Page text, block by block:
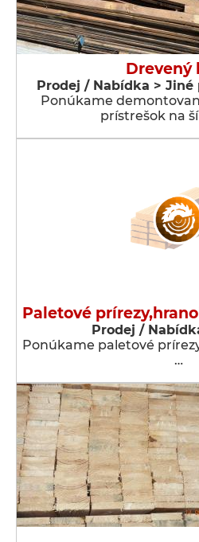
Drevený
Prodej / Nabídka >
Ponúkame
prístrešok na
Paletové
Prodej /
Ponúkame paletové
…